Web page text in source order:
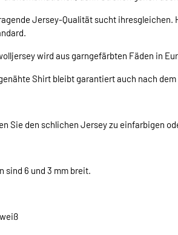
Jersey-Qualität sucht
wird aus garngefärbten Fäden in
Shirt bleibt garantiert auch nach dem
Sie den schlichen Jersey zu einfarbigen
sind 6 und 3 mm breit.